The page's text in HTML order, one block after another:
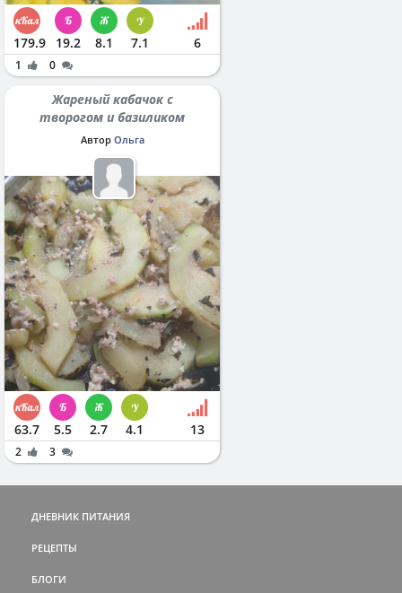
179.9 19.2 8.1 7.1 6
1 0
Жареный кабачок с
творогом и базиликом
Автор Ольга
63.7 5.5 2.7 4.1 13
2 3
ДНЕВНИК ПИТАНИЯ
РЕЦЕПТЫ
БЛОГИ